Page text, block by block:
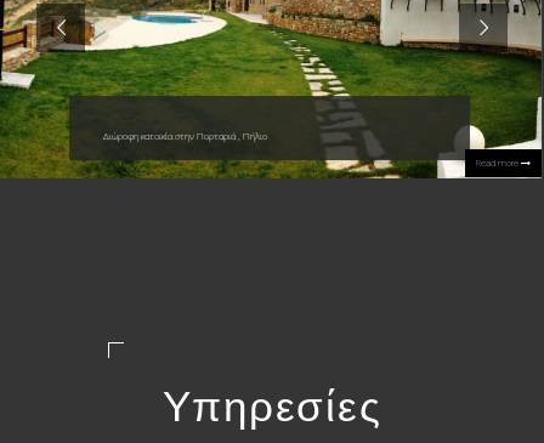
, Βόλος
Υπηρεσίες